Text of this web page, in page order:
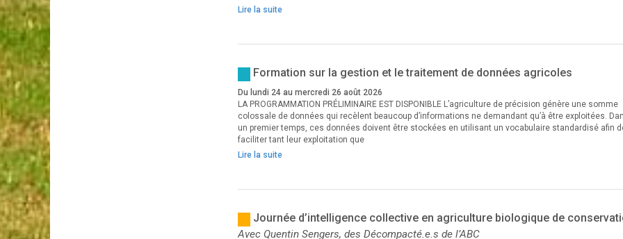
Lire la suite
Formation sur la gestion et le traitement de données agricoles
Du lundi 24 au mercredi 26 août 2026
LA PROGRAMMATION PRÉLIMINAIRE EST DISPONIBLE L’agriculture de précision génère une somme
colossale de données qui recèlent beaucoup d’informations ne demandant qu’à être exploitées.
un premier temps, ces données doivent être stockées en utilisant un vocabulaire standardisé afin
faciliter tant leur exploitation que
Lire la suite
Journée d’intelligence collective en agriculture biologique de
Avec Quentin Sengers, des Décompacté.e.s de l’ABC